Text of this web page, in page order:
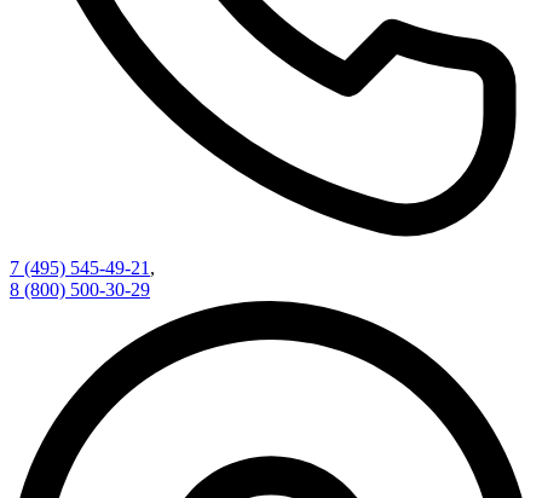
7 (495) 545-49-21 ,
8 (800) 500-30-29